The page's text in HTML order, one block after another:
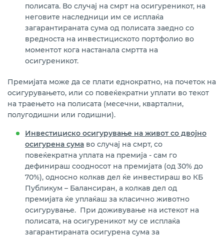
полисата. Во случај на смрт на осигуреникот, на
неговите наследници им се исплаќа
загарантираната сума од полисата заедно со
вредноста на инвестициското портфолио во
моментот кога настанала смртта на
осигуреникот.
Премијата може да се плати еднократно, на почеток на
осигурувањето, или со повеќекратни уплати во текот
на траењето на полисата (месечни, квартални,
полугодишни или годишни).
Инвестициско осигурување на живот со двојно
осигурена сума во случај на смрт, со
повеќекратна уплата на премија - сам го
дефинираш соодносот на премијата (од 30% до
70%), односно колкав дел ќе инвестираш во КБ
Публикум – Балансиран, а колкав дел од
премијата ќе уплаќаш за класично животно
осигурување. При доживување на истекот на
полисата, на осигуреникот му се исплаќа
загарантираната осигурена сума за